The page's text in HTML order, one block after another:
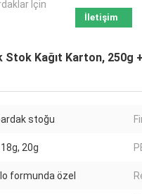
İçin
İletişim
Kağıt Karton, 250g
stoğu
20g
formunda özel